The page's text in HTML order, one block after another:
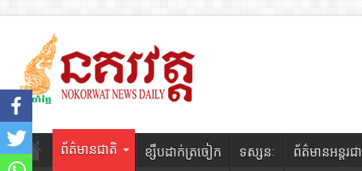
ព័ត៌មានជាតិ ខ្សឹបដាក់ត្រចៀក ទស្សនៈ ព័ត៌មានអន្តរជ